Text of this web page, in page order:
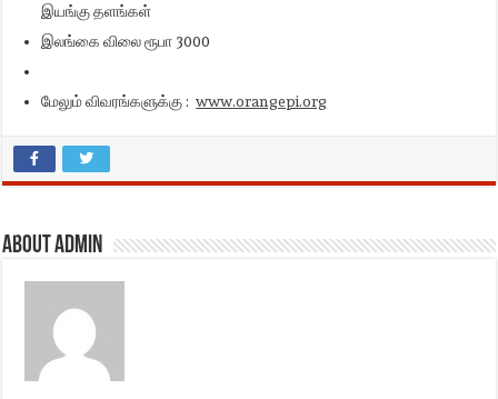
இயங்கு தளங்கள்
இலங்கை விலை ரூபா 3000
மேலும் விவரங்களுக்கு :www.orangepi.org
About admin